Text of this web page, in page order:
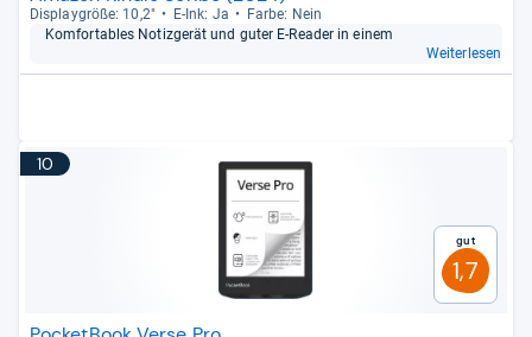
Dis­play­größe: 10,2" E-​Ink: Ja
Farbe: Nein
Kom­for­ta­bles Noti­z­ge­rät und guter E-​Rea­der in einem
Weiterlesen
10
Gut
1,7